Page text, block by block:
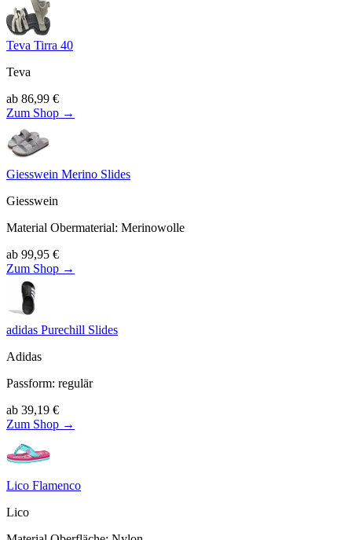
Teva Tirra 40
Teva
ab 86,99 €
Zum Shop →
Giesswein Merino Slides
Giesswein
Material Obermaterial: Merinowolle
ab 99,95 €
Zum Shop →
adidas Purechill Slides
Adidas
Passform: regulär
ab 39,19 €
Zum Shop →
Lico Flamenco
Lico